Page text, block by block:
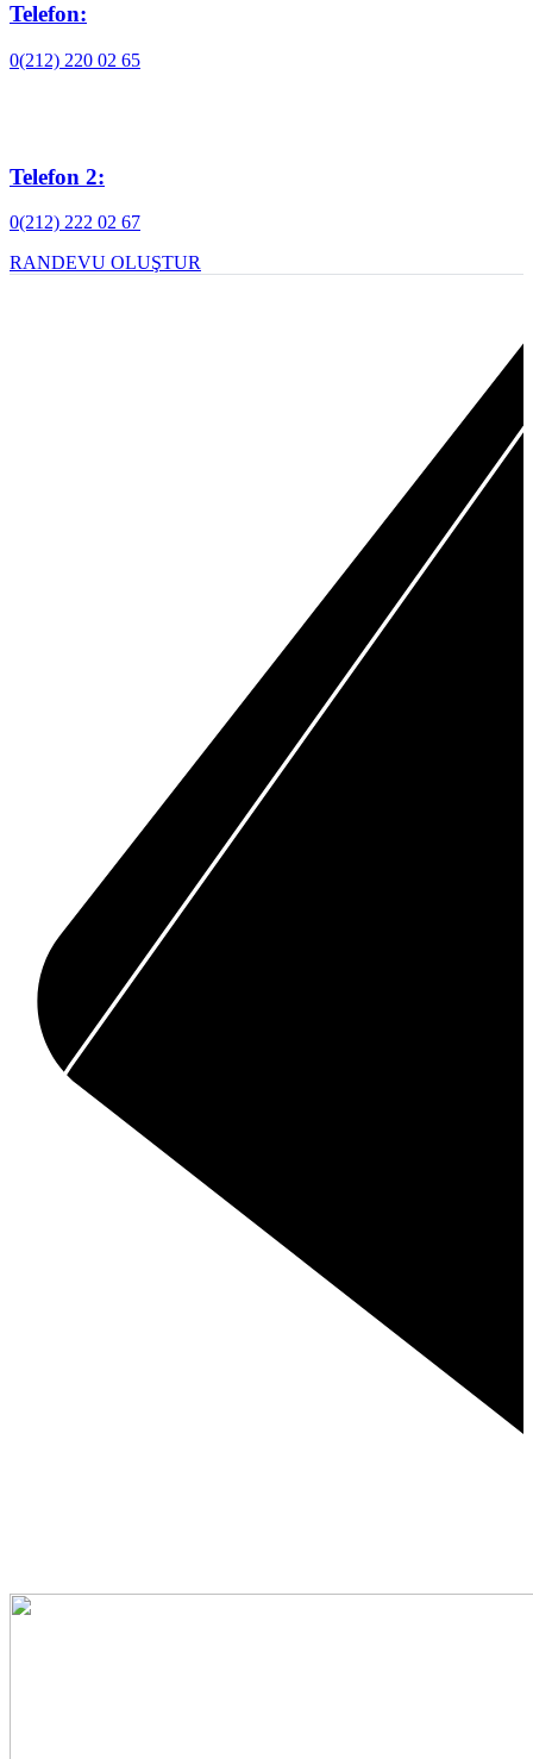
Telefon:
0(212) 220 02 65
Telefon 2:
0(212) 222 02 67
RANDEVU OLUŞTUR